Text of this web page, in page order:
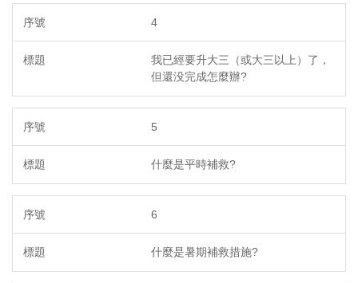
4
我已經要升大三（或大三以上）了，
但還没完成怎麼辦?
5
什麼是平時補救?
6
什麼是暑期補救措施?